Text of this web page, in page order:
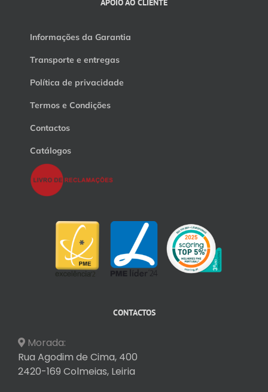
APOIO AO CLIENTE
Informações da Garantia
Transporte e entregas
Política de privacidade
Termos e Condições
Contactos
Catálogos
CONTACTOS
Morada:
Rua Agodim de Cima, 400
2420-169 Colmeias, Leiria